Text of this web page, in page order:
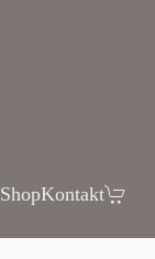
ShopKontakt